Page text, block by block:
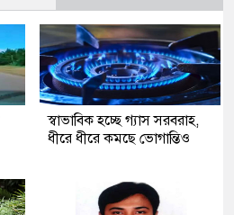
স্বাভাবিক হচ্ছে গ্যাস সরবরাহ,
ধীরে ধীরে কমছে ভোগান্তিও